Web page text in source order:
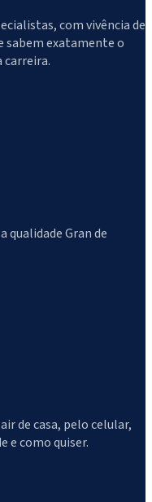
com vivência de
sabem exatamente o
carreira.
qualidade Gran de
de casa, pelo celular,
e como quiser.